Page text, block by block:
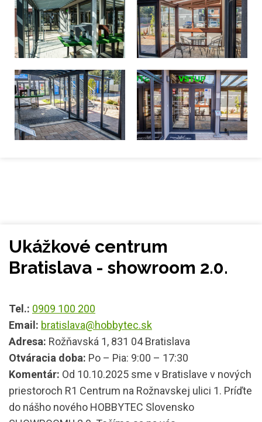
Ukážkové centrum
Bratislava - showroom 2.0.
Tel.: 0909 100 200
Email: bratislava@hobbytec.sk
Adresa: Rožňavská 1, 831 04 Bratislava
Otváracia doba: Po – Pia: 9:00 – 17:30
Komentár: Od 10.10.2025 sme v Bratislave v nových
priestoroch R1 Centrum na Rožnavskej ulici 1. Príďte
do nášho nového HOBBYTEC Slovensko